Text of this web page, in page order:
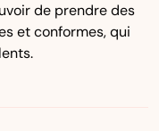
de prendre des
et conformes, qui